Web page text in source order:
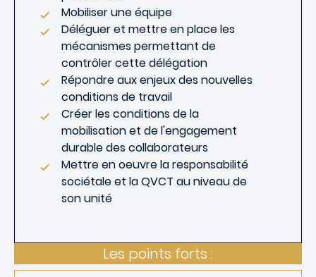
Mobiliser une équipe
Déléguer et mettre en place les
mécanismes permettant de
contrôler cette délégation
Répondre aux enjeux des nouvelles
conditions de travail
Créer les conditions de la
mobilisation et de l'engagement
durable des collaborateurs
Mettre en oeuvre la responsabilité
sociétale et la QVCT au niveau de
son unité
Les points forts :